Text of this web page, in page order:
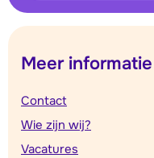
Meer informatie
Contact
Wie zijn wij?
Vacatures